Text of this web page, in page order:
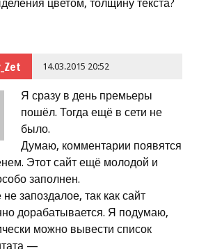
цветом, толщину текста?
14.03.2015 20:52
Я сразу в день премьеры
пошёл. Тогда ещё в сети не
было.
Думаю, комментарии появятся
Этот сайт ещё молодой и
заполнен.
запоздалое, так как сайт
дорабатывается. Я подумаю,
можно вывести список
—